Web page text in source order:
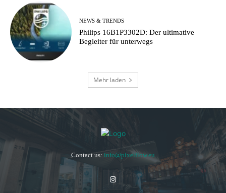
NEWS & TRENDS
Philips 16B1P3302D: Der ultimative
Begleiter für unterwegs
Mehr laden
Contact us: info@pixelflow.eu